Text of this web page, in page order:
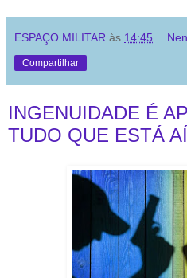
ESPAÇO MILITAR às 14:45
Compartilhar
INGENUIDADE É
TUDO QUE ESTÁ